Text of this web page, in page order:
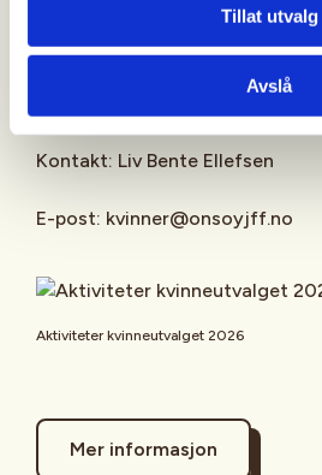
Tillat utvalg
Avslå
Onsøy JFF Kvinner på facebook.
Kontakt: Liv Bente Ellefsen
E-post: kvinner@onsoyjff.no
Aktiviteter kvinneutvalget 2026
Mer informasjon